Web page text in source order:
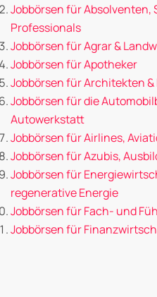
Jobbörsen für Absolventen,
Professionals
Jobbörsen für Agrar &
Jobbörsen für Apotheker
Jobbörsen für Architekten
Jobbörsen für die
Autowerkstatt
Jobbörsen für Airlines,
Jobbörsen für Azubis,
Jobbörsen für
regenerative Energie
Jobbörsen für Fach- und
Jobbörsen für